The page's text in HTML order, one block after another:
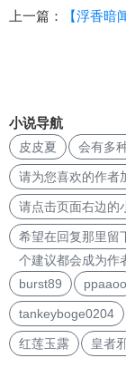
上一篇： 【浮香暗闻录】仙
小说导航
皮皮夏 会有多
请为您喜欢的
请点击页面右
希望在回复那
个建议都会成为作
burst89
ppaaoo
tankeyboge0204
红莲玉露 皇者